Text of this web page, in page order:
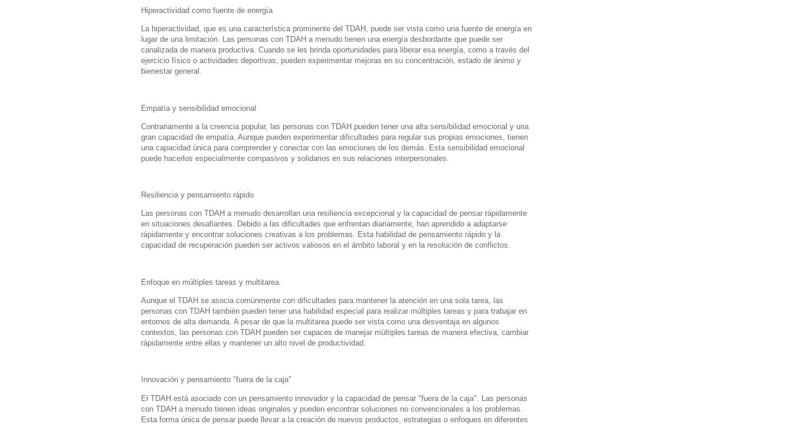
Hiperactividad como fuente de energía
La hiperactividad, que es una característica prominente del TDAH, puede ser vista como una fuente de energía en
lugar de una limitación. Las personas con TDAH a menudo tienen una energía desbordante que puede ser
canalizada de manera productiva. Cuando se les brinda oportunidades para liberar esa energía, como a través del
ejercicio físico o actividades deportivas, pueden experimentar mejoras en su concentración, estado de ánimo y
bienestar general.
Empatía y sensibilidad emocional
Contrariamente a la creencia popular, las personas con TDAH pueden tener una alta sensibilidad emocional y una
gran capacidad de empatía. Aunque pueden experimentar dificultades para regular sus propias emociones, tienen
una capacidad única para comprender y conectar con las emociones de los demás. Esta sensibilidad emocional
puede hacerlos especialmente compasivos y solidarios en sus relaciones interpersonales.
Resiliencia y pensamiento rápido
Las personas con TDAH a menudo desarrollan una resiliencia excepcional y la capacidad de pensar rápidamente
en situaciones desafiantes. Debido a las dificultades que enfrentan diariamente, han aprendido a adaptarse
rápidamente y encontrar soluciones creativas a los problemas. Esta habilidad de pensamiento rápido y la
capacidad de recuperación pueden ser activos valiosos en el ámbito laboral y en la resolución de conflictos.
Enfoque en múltiples tareas y multitarea
Aunque el TDAH se asocia comúnmente con dificultades para mantener la atención en una sola tarea, las
personas con TDAH también pueden tener una habilidad especial para realizar múltiples tareas y para trabajar en
entornos de alta demanda. A pesar de que la multitarea puede ser vista como una desventaja en algunos
contextos, las personas con TDAH pueden ser capaces de manejar múltiples tareas de manera efectiva, cambiar
rápidamente entre ellas y mantener un alto nivel de productividad.
Innovación y pensamiento "fuera de la caja"
El TDAH está asociado con un pensamiento innovador y la capacidad de pensar "fuera de la caja". Las personas
con TDAH a menudo tienen ideas originales y pueden encontrar soluciones no convencionales a los problemas.
Esta forma única de pensar puede llevar a la creación de nuevos productos, estrategias o enfoques en diferentes